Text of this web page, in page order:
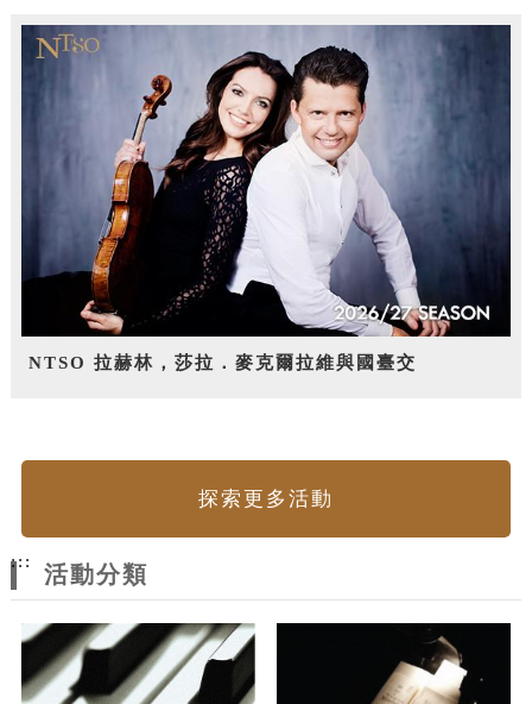
NTSO 拉赫林，莎拉．麥克爾拉維與國臺交
探索更多活動
:::
活動分類